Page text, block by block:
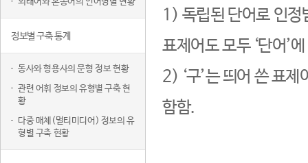
정보별 구축 통계
동사와 형용사의 문형 정보 현황
관련 어휘 정보의 유형별 구축 현
황
다중 매체(멀티미디어) 정보의 유
형별 구축 현황
1) 독립된 단어로 인정
표제어도 모두 ‘단어’
2) ‘구’는 띄어 쓴 표
함함.